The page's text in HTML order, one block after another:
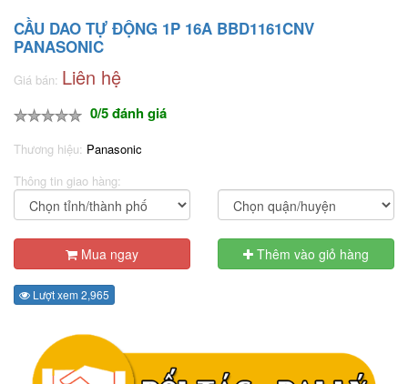
CẦU DAO TỰ ĐỘNG 1P 16A BBD1161CNV
PANASONIC
Giá bán: Liên hệ
0/5 đánh giá
Thương hiệu: Panasonic
Thông tin giao hàng:
Mua ngay Thêm vào giỏ hàng
Lượt xem 2,965